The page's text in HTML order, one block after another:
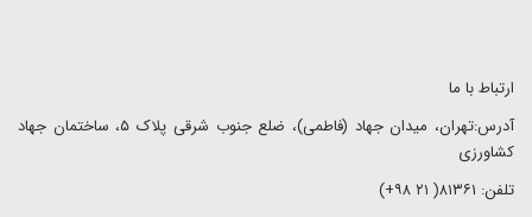
ارتباط با ما
آدرس:تهران، میدان جهاد (فاطمی)، ضلع جنوب شرقی پلاک ۵، ساختمان جهاد
کشاورزی
تلفن: ۸۱۳۶۱( ۲۱ ۹۸+)